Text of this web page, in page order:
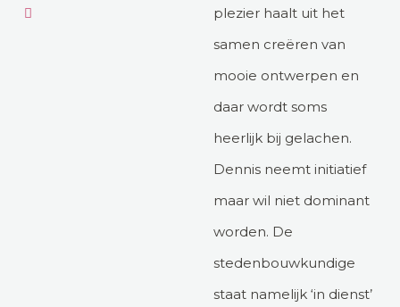
plezier haalt uit het
samen creëren van
mooie ontwerpen en
daar wordt soms
heerlijk bij gelachen.
Dennis neemt initiatief
maar wil niet dominant
worden. De
stedenbouwkundige
staat namelijk ‘in dienst’